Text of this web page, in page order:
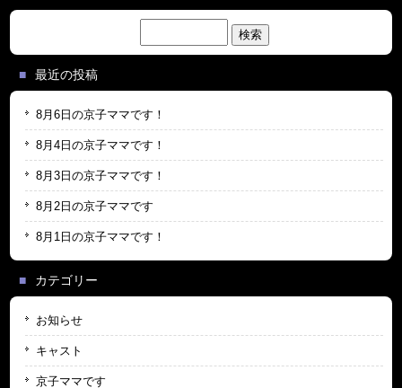
索:
最近の投稿
8月6日の京子ママです！
8月4日の京子ママです！
8月3日の京子ママです！
8月2日の京子ママです
8月1日の京子ママです！
カテゴリー
お知らせ
キャスト
京子ママです